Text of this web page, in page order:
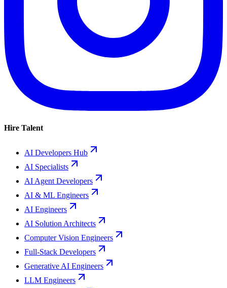
Hire Talent
AI Developers Hub
AI Specialists
AI Agent Developers
AI & ML Engineers
AI Engineers
AI Solution Architects
Computer Vision Engineers
Full-Stack Developers
Generative AI Engineers
LLM Engineers